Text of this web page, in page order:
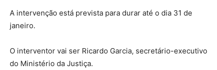
A intervenção está prevista para durar até o dia 31 de
janeiro.
O interventor vai ser Ricardo Garcia, secretário-executivo
do Ministério da Justiça.